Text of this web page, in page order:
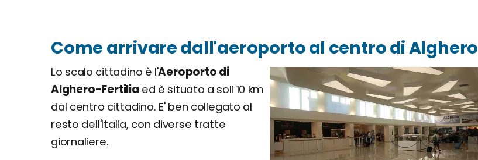
Come arrivare dall'aeroporto al centro di Alghero
Lo scalo cittadino è l'Aeroporto di
Alghero-Fertilia ed è situato a soli 10 km
dal centro cittadino. E' ben collegato al
resto dell'Italia, con diverse tratte
giornaliere.